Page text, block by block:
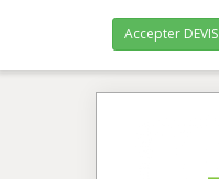
Accepter DEVIS